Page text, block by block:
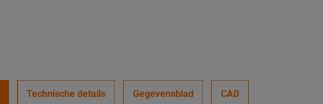
Technische details Gegevensblad CAD